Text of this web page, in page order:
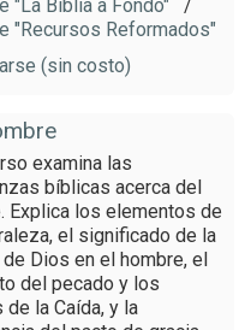
"La Biblia a Fondo"/
"Recursos Reformados"
(sin costo)
examina las
bíblicas acerca del
Explica los elementos de
el significado de la
de Dios en el hombre, el
del pecado y los
la Caída, y la